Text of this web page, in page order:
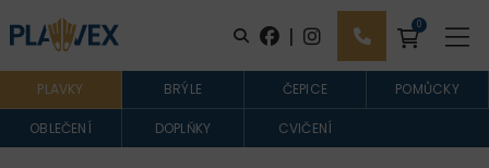
| 0
PLAVKY BRÝLE ČEPICE POMŮCKY
OBLEČENÍ DOPLŇKY CVIČENÍ